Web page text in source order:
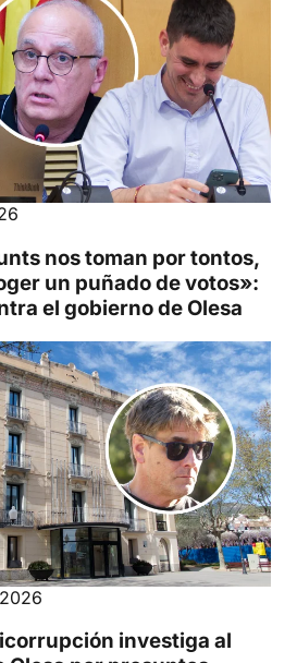
nos toman por tontos,
un puñado de votos»:
el gobierno de Olesa
investiga al